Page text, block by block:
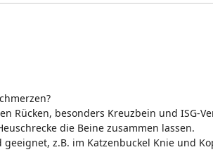
Rücken, besonders Kreuzbein und
die Beine zusammen lassen.
z.B. im Katzenbuckel Knie und